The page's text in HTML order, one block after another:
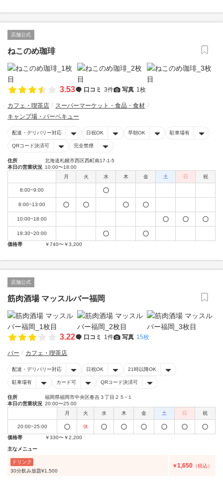
店舗公式
ねこのめ珈琲
3.53 口コミ 3件 写真 1枚
カフェ・喫茶店
スーパーマーケット・食品・食材
キャンプ場・バーベキュー
配達・デリバリー対応 日祝OK 早朝OK 駐車場有
QRコード決済可 完全禁煙
住所
北海道札幌市西区西町南17-1-5
本日の営業状況 10:00〜18:00
月
火 水 木 金 土 日 祝
8:00~9:00
8:00~13:00
10:00~18:00
18:30~20:00
価格帯
￥740〜￥3,200
店舗公式
筋肉酒場 マッスルバー福岡
3.22 口コミ 1件 写真 15枚
バー カフェ・喫茶店
配達・デリバリー対応 日祝OK 21時以降OK
駐車場有 カード可 QRコード決済可
住所
福岡県福岡市中央区春吉３丁目２５−１
本日の営業状況 20:00〜25:00
月
火 水 木 金 土 日 祝
20:00~25:00
休
価格帯
￥330〜￥2,200
主なメニュー
ドリンク
30分飲み放題¥1,500
￥1,650 （税込）